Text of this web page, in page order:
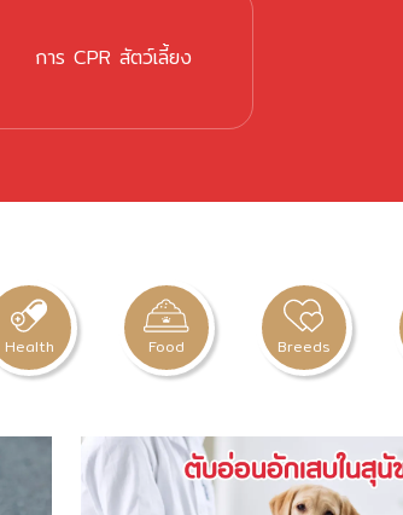
การ CPR สัตว์เลี้ยง
Health Food Breeds